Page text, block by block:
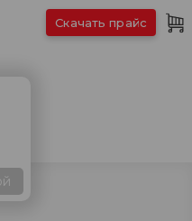
Скачать прайс